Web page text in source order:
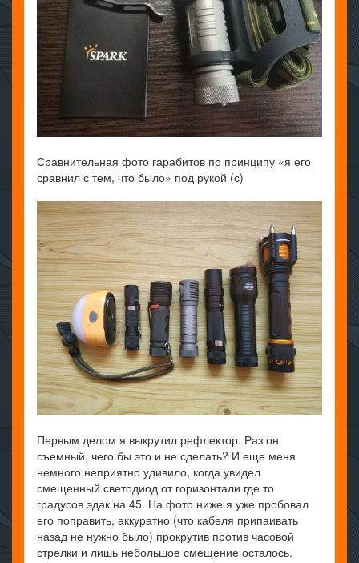
Сравнительная фото гарабитов по принципу «я его
сравнил с тем, что было» под рукой (с)
Первым делом я выкрутил рефлектор. Раз он
съемный, чего бы это и не сделать? И еще меня
немного неприятно удивило, когда увидел
смещенный светодиод от горизонтали где то
градусов эдак на 45. На фото ниже я уже пробовал
его поправить, аккуратно (что кабеля припаивать
назад не нужно было) прокрутив против часовой
стрелки и лишь небольшое смещение осталось.